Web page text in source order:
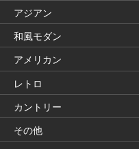
アジアン
和風モダン
アメリカン
レトロ
カントリー
その他